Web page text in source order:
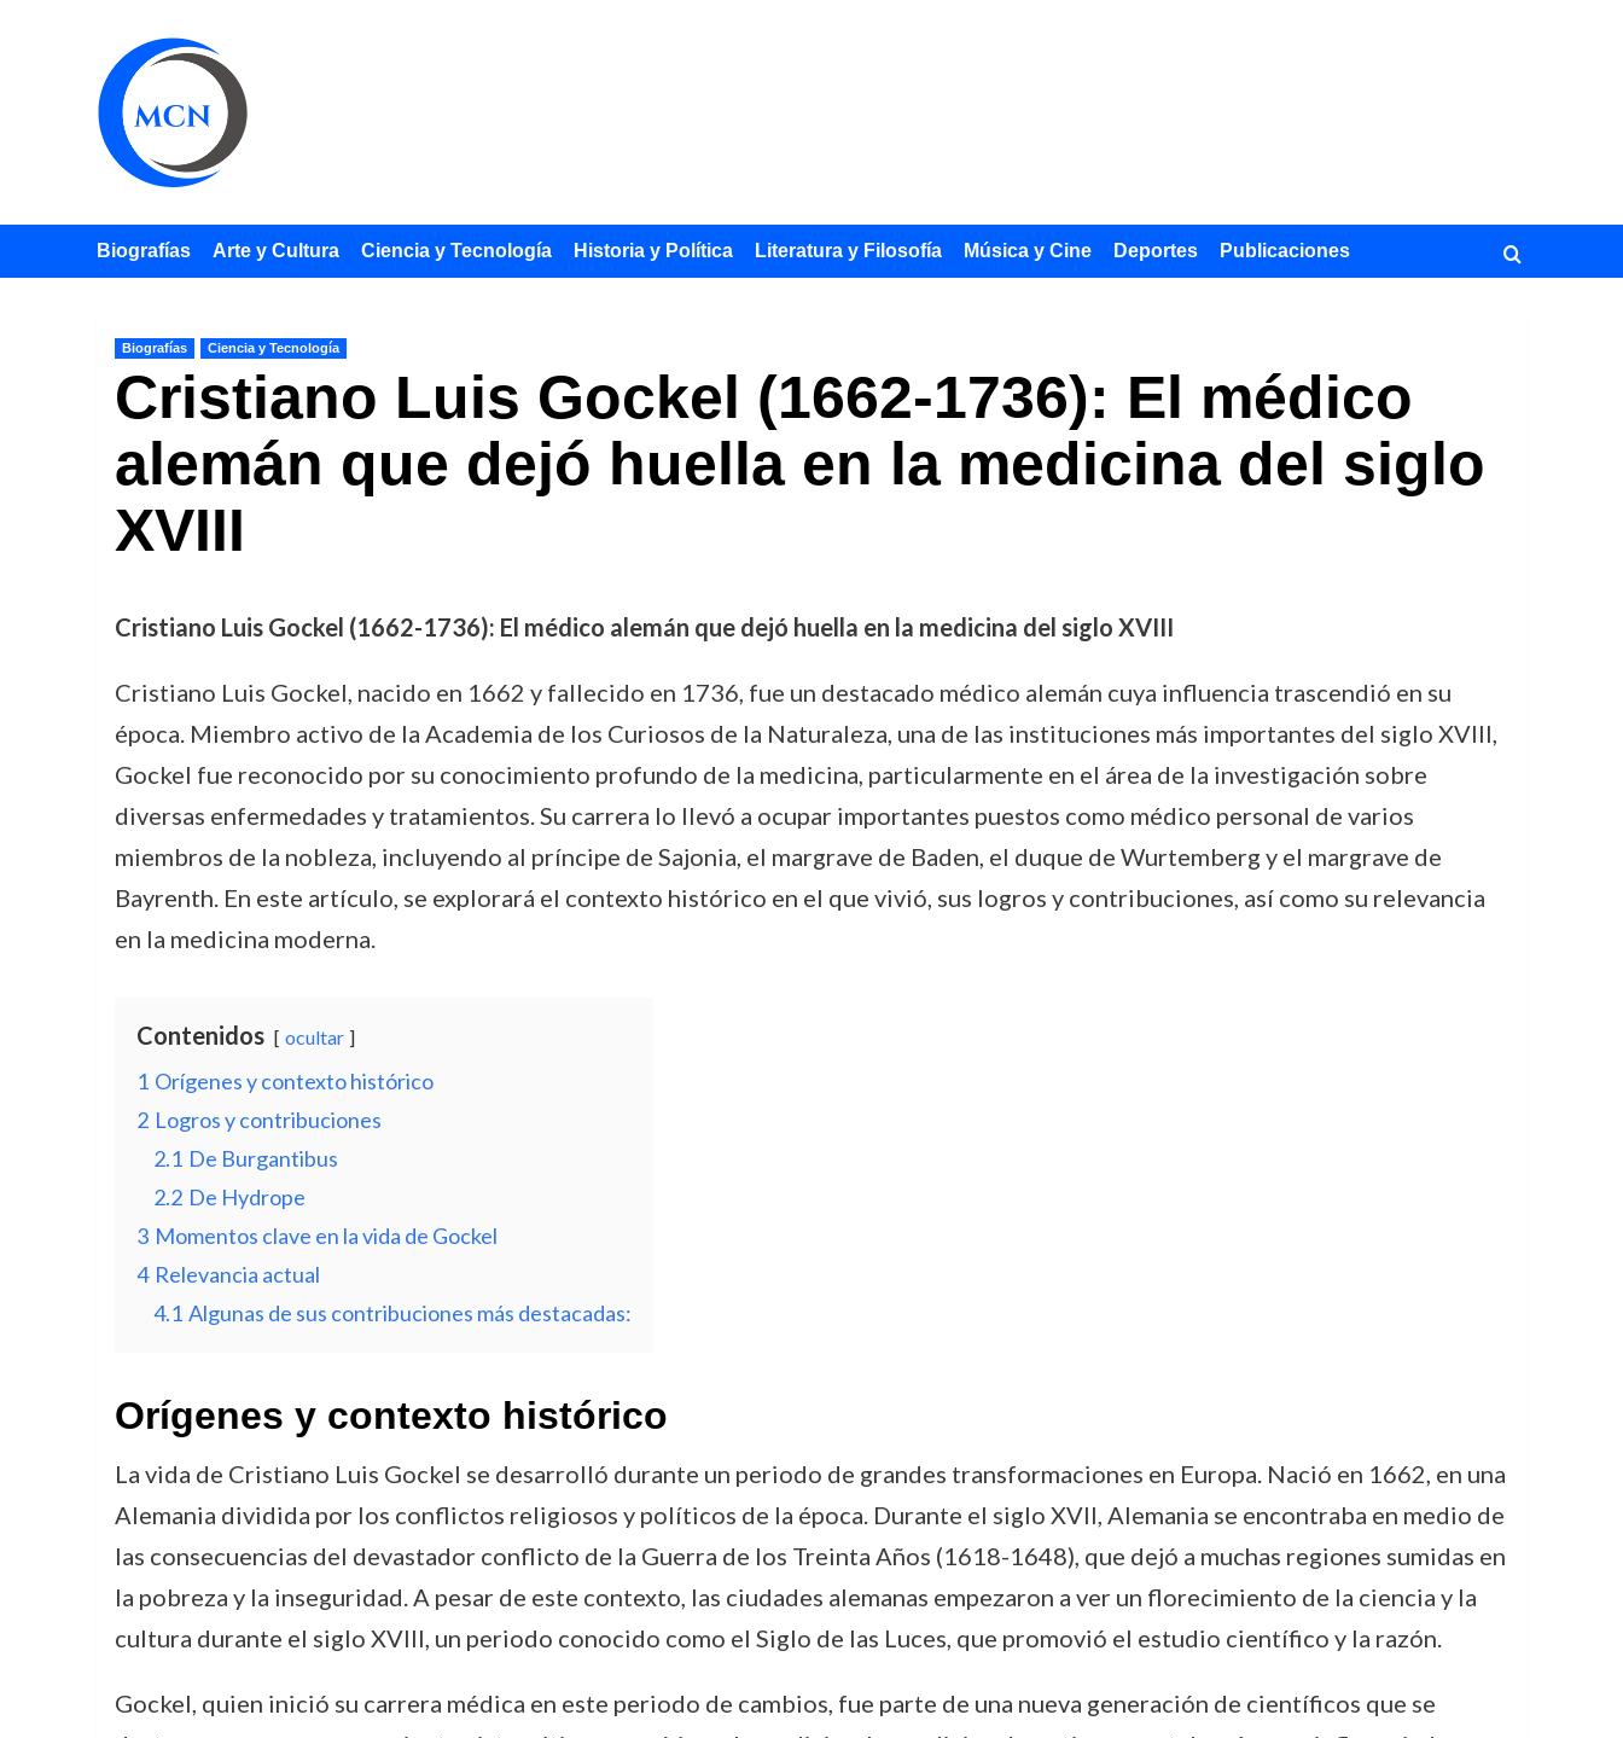
Biografías Arte y Cultura Ciencia y Tecnología Historia y Política Literatura y Filosofía Música y Cine Deportes Publicaciones
Biografías Ciencia y Tecnología
Cristiano Luis Gockel (1662-1736): El médico
alemán que dejó huella en la medicina del siglo
XVIII
Cristiano Luis Gockel (1662-1736): El médico alemán que dejó huella en la medicina del siglo XVIII
Cristiano Luis Gockel, nacido en 1662 y fallecido en 1736, fue un destacado médico alemán cuya influencia trascendió en su
época. Miembro activo de la Academia de los Curiosos de la Naturaleza, una de las instituciones más importantes del siglo XVIII,
Gockel fue reconocido por su conocimiento profundo de la medicina, particularmente en el área de la investigación sobre
diversas enfermedades y tratamientos. Su carrera lo llevó a ocupar importantes puestos como médico personal de varios
miembros de la nobleza, incluyendo al príncipe de Sajonia, el margrave de Baden, el duque de Wurtemberg y el margrave de
Bayrenth. En este artículo, se explorará el contexto histórico en el que vivió, sus logros y contribuciones, así como su relevancia
en la medicina moderna.
Contenidos ocultar
1 Orígenes y contexto histórico
2 Logros y contribuciones
2.1 De Burgantibus
2.2 De Hydrope
3 Momentos clave en la vida de Gockel
4 Relevancia actual
4.1 Algunas de sus contribuciones más destacadas:
Orígenes y contexto histórico
La vida de Cristiano Luis Gockel se desarrolló durante un periodo de grandes transformaciones en Europa. Nació en 1662, en una
Alemania dividida por los conflictos religiosos y políticos de la época. Durante el siglo XVII, Alemania se encontraba en medio de
las consecuencias del devastador conflicto de la Guerra de los Treinta Años (1618-1648), que dejó a muchas regiones sumidas en
la pobreza y la inseguridad. A pesar de este contexto, las ciudades alemanas empezaron a ver un florecimiento de la ciencia y la
cultura durante el siglo XVIII, un periodo conocido como el Siglo de las Luces, que promovió el estudio científico y la razón.
Gockel, quien inició su carrera médica en este periodo de cambios, fue parte de una nueva generación de científicos que se